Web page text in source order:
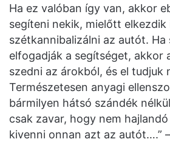
Ha ez valóban így van, akkor
segíteni nekik, mielőtt elkezdik
szétkannibalizálni az autót. Ha
elfogadják a segítséget, akkor
szedni az árokból, és el tudjuk
Természetesen anyagi
bármilyen hátsó szándék
csak zavar, hogy nem
kivenni onnan azt az autót….”